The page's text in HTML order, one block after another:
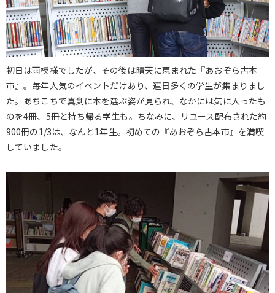
初日は雨模様でしたが、その後は晴天に恵まれた『あおぞら古本
市』。毎年人気のイベントだけあり、連日多くの学生が集まりまし
た。あちこちで真剣に本を選ぶ姿が見られ、なかには気に入ったも
のを4冊、5冊と持ち帰る学生も。ちなみに、リユース配布された約
900冊の1/3は、なんと1年生。初めての『あおぞら古本市』を満喫
していました。